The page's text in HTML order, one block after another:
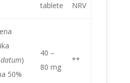
tablete
NRV
)
50%
40 –
80 mg
**